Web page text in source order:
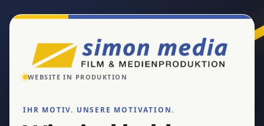
WEBSITE IN PRODUKTION
IHR MOTIV. UNSERE MOTIVATION.